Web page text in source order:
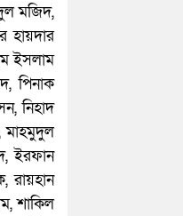
মজিদ,
হায়দার
ইসলাম
পিনাক
নিহাদ
মাহমুদুল
ইরফান
শাকিল